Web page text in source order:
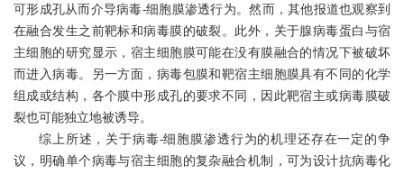
可形成孔从而介导病毒-细胞膜渗透行为。然而，其他报道也观察到
在融合发生之前靶标和病毒膜的破裂。此外，关于腺病毒蛋白与宿
主细胞的研究显示，宿主细胞膜可能在没有膜融合的情况下被破坏
而进入病毒。另一方面，病毒包膜和靶宿主细胞膜具有不同的化学
组成或结构，各个膜中形成孔的要求不同，因此靶宿主或病毒膜破
裂也可能独立地被诱导。
综上所述，关于病毒-细胞膜渗透行为的机理还存在一定的争
议，明确单个病毒与宿主细胞的复杂融合机制，可为设计抗病毒化